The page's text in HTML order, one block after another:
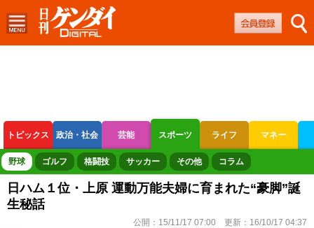
トピックス 政治・社会 芸能 スポーツ ライフ マネー
ボートレース 競輪 オートレース
野球 ゴルフ 格闘技 サッカー その他 コラム
日ハム１位・上原 運動万能夫婦に育まれた“豪脚”誕
生秘話
公開： 15/11/17 07:00 更新： 16/10/17 04:37